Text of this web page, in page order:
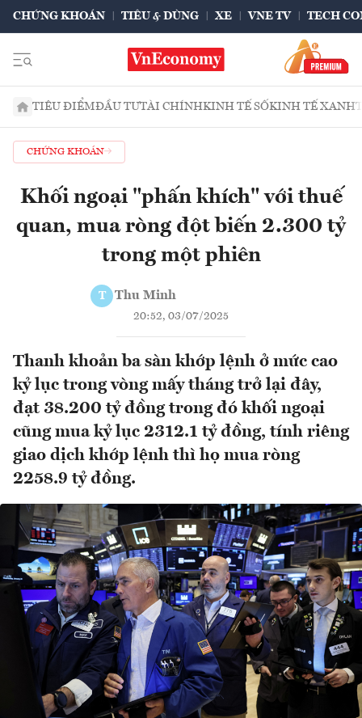
CHỨNG KHOÁN TIÊU & DÙNG XE VNE TV TECH
TIÊU ĐIỂMĐẦU TƯTÀI CHÍNHKINH TẾ SỐKINH TẾ XANH
CHỨNG KHOÁN
Khối ngoại "phấn khích" với thuế
quan, mua ròng đột biến 2.300 tỷ
trong một phiên
T Thu Minh
20:52, 03/07/2025
Thanh khoản ba sàn khớp lệnh ở mức cao
kỷ lục trong vòng mấy tháng trở lại đây,
đạt 38.200 tỷ đồng trong đó khối ngoại
cũng mua kỷ lục 2312.1 tỷ đồng, tính riêng
giao dịch khớp lệnh thì họ mua ròng
2258.9 tỷ đồng.